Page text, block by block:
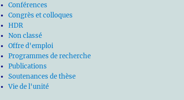
Conférences
Congrès et colloques
HDR
Non classé
Offre d'emploi
Programmes de recherche
Publications
Soutenances de thèse
Vie de l'unité